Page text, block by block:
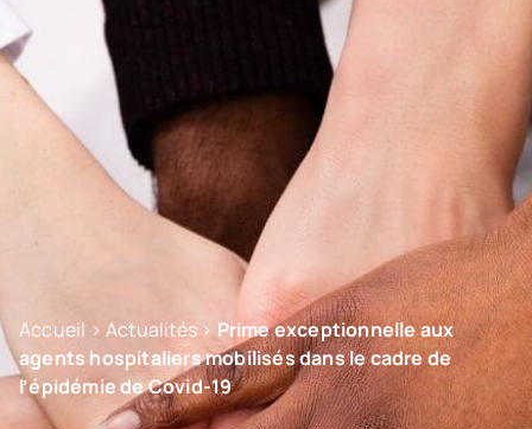
Accueil >Actualités > Prime exceptionnelle aux
agents hospitaliers mobilisés dans le cadre de
l’épidémie de Covid-19